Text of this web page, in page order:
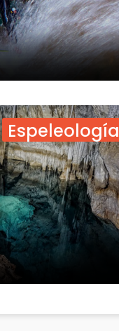
Espeleología